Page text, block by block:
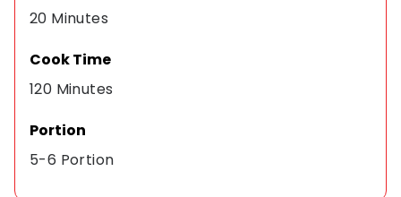
20 Minutes
Cook Time
120 Minutes
Portion
5-6 Portion